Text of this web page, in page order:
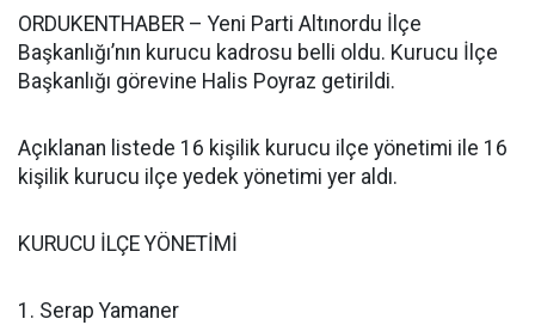
ORDUKENTHABER – Yeni Parti Altınordu İlçe
Başkanlığı’nın kurucu kadrosu belli oldu. Kurucu İlçe
Başkanlığı görevine Halis Poyraz getirildi.
Açıklanan listede 16 kişilik kurucu ilçe yönetimi ile 16
kişilik kurucu ilçe yedek yönetimi yer aldı.
KURUCU İLÇE YÖNETİMİ
1. Serap Yamaner